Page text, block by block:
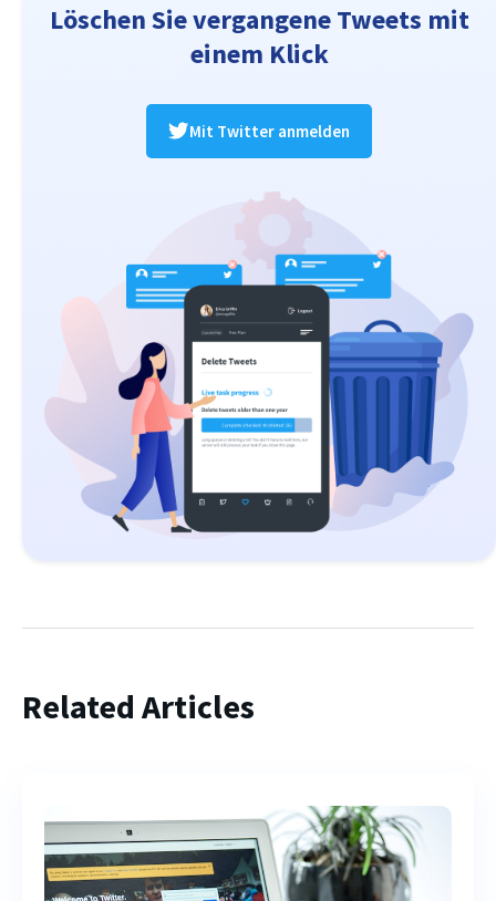
Löschen Sie vergangene Tweets mit
einem Klick
Mit Twitter anmelden
Related Articles